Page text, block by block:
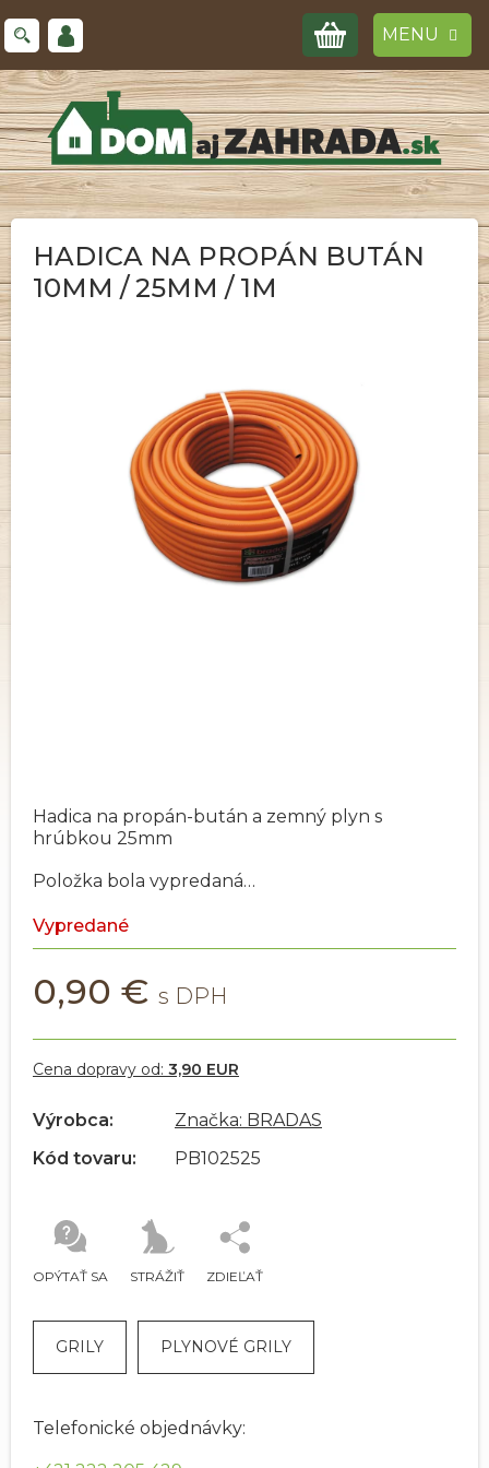
na
obsah
NÁKUPNÝ
HADICA NA PROPÁN BUTÁN
10MM / 25MM / 1M
Vypredané
0,90 €
Položka bola vypredaná…
Hadica na propán-bután a zemný plyn s
hrúbkou 25mm
OPÝTAŤ SA STRÁŽIŤ ZDIEĽAŤ
Cena dopravy od: 3,90 EUR
Výrobca:
Značka: BRADAS
Kód tovaru:
PB102525
GRILY PLYNOVÉ GRILY
Telefonické objednávky: